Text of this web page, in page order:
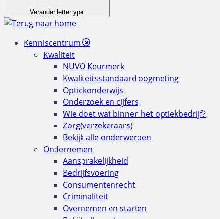
Verander lettertype
Kenniscentrum
Kwaliteit
NUVO Keurmerk
Kwaliteitsstandaard oogmeting
Optiekonderwijs
Onderzoek en cijfers
Wie doet wat binnen het optiekbedrijf?
Zorg(verzekeraars)
Bekijk alle onderwerpen
Ondernemen
Aansprakelijkheid
Bedrijfsvoering
Consumentenrecht
Criminaliteit
Overnemen en starten